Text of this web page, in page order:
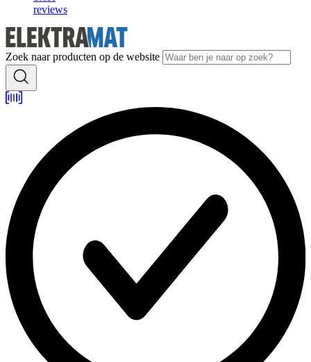
reviews
Zoek naar producten op de website